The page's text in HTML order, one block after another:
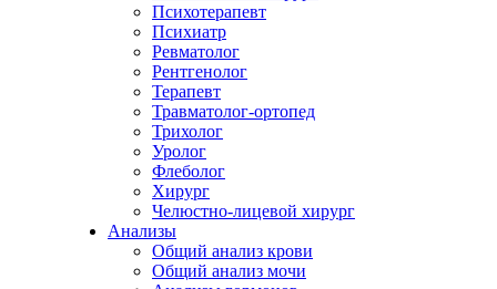
Психотерапевт
Психиатр
Ревматолог
Рентгенолог
Терапевт
Травматолог-ортопед
Трихолог
Уролог
Флеболог
Хирург
Челюстно-лицевой хирург
Анализы
Общий анализ крови
Общий анализ мочи